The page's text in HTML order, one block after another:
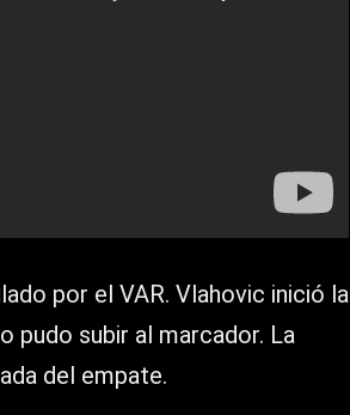
por el VAR. Vlahovic inició la
pudo subir al marcador. La
del empate.